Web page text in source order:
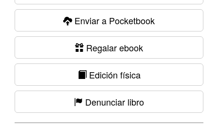
Enviar a Pocketbook
Regalar ebook
Edición física
Denunciar libro